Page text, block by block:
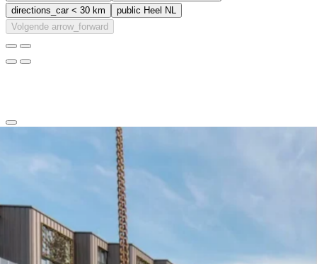
directions_car< 30 km public Heel NL
Volgende arrow_forward
arrow_back_ios_new